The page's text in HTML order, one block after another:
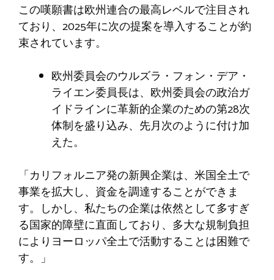
この嘆願書は欧州連合の最高レベルで注目され
ており、2025年に次の提案を導入することが約
束されています。
欧州委員会のウルズラ・フォン・デア・
ライエン委員長は、欧州委員会の政治ガ
イドラインに革新的企業のための第28次
体制を盛り込み、先月次のように付け加
えた。
「カリフォルニア発の新興企業は、米国全土で
事業を拡大し、資金を調達することができま
す。しかし、私たちの企業は依然として多すぎ
る国家的障壁に直面しており、多大な規制負担
によりヨーロッパ全土で活動することは困難で
す。」